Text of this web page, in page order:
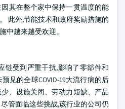
其在整个家中保持一贯温度的能
此外,节能技术和政府奖励措施的
中越来越受欢迎。
链受到严重干扰,影响了零部件和
见的全球COVID-19大流行病的后
、设施关闭、劳动力短缺、产品
管面临这些挑战,该行业的公司仍